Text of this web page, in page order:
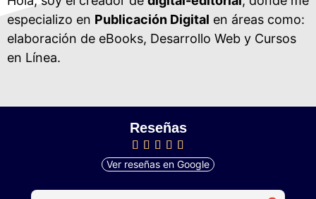
especializo en Publicación Digital en áreas como:
elaboración de eBooks, Desarrollo Web y Cursos
en Línea.
Reseñas
Ver reseñas en Google